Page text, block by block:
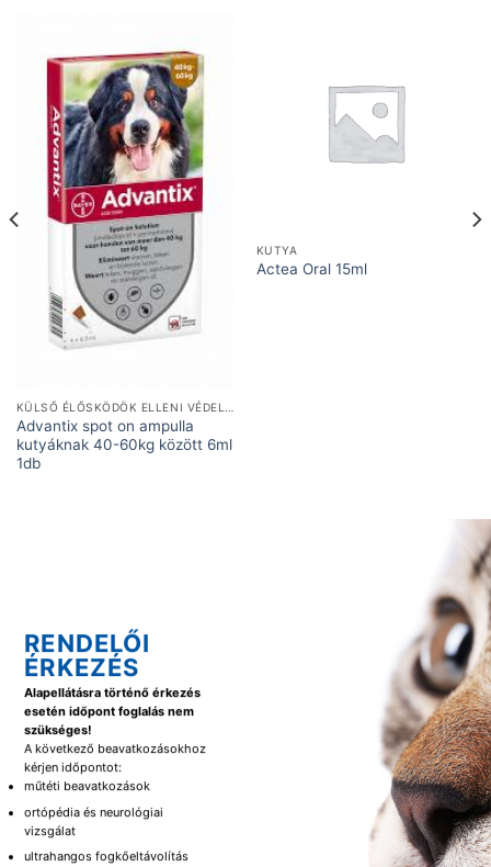
Advantix spot on ampulla
kutyáknak 40-60kg között 6ml
1db
KUTYA
Actea Oral 15ml
RENDELŐI
ÉRKEZÉS
Alapellátásra történő érkezés
esetén időpont foglalás nem
szükséges!
A következő beavatkozásokhoz
kérjen időpontot:
műtéti beavatkozások
ortópédia és neurológiai
vizsgálat
ultrahangos fogkőeltávolítás